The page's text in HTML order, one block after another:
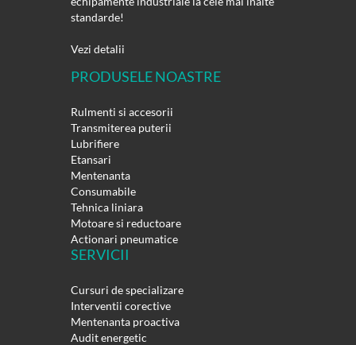
standarde!
Vezi detalii
PRODUSELE NOASTRE
Rulmenti si accesorii
Transmiterea puterii
Lubrifiere
Etansari
Mentenanta
Consumabile
Tehnica liniara
Motoare si reductoare
Actionari pneumatice
SERVICII
Cursuri de specializare
Interventii corective
Mentenanta proactiva
Audit energetic